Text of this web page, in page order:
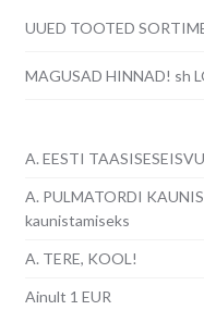
UUED TOOTED
MAGUSAD HINNAD! sh
A. EESTI
A. PULMATORDI
kaunistamiseks
A. TERE, KOOL!
Ainult 1 EUR